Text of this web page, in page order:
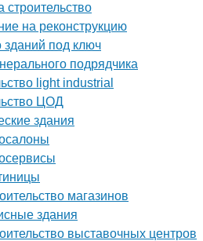
на реконструкцию
зданий под ключ
подрядчика
light industrial
ЦОД
здания
магазинов
здания
выставочных центров